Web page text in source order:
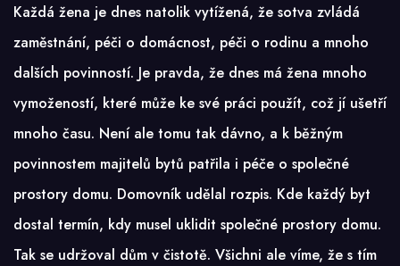
Každá žena je dnes natolik vytížená, že sotva zvládá
zaměstnání, péči o domácnost, péči o rodinu a mnoho
dalších povinností. Je pravda, že dnes má žena mnoho
vymožeností, které může ke své práci použít, což jí ušetří
mnoho času. Není ale tomu tak dávno, a k běžným
povinnostem majitelů bytů patřila i péče o společné
prostory domu. Domovník udělal rozpis. Kde každý byt
dostal termín, kdy musel uklidit společné prostory domu.
Tak se udržoval dům v čistotě. Všichni ale víme, že s tím